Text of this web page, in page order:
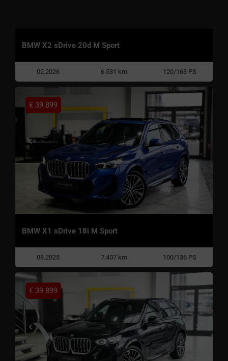
BMW X2 sDrive 20d M Sport
02.2026 6.531 km 120/163 PS
BMW X1 sDrive 18i M Sport
€ 39.899
08.2025 7.407 km 100/136 PS
€ 39.899